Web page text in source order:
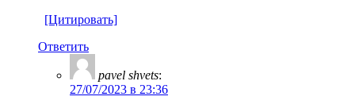
[Цитировать]
Ответить
pavel shvets:
27/07/2023 в 23:36